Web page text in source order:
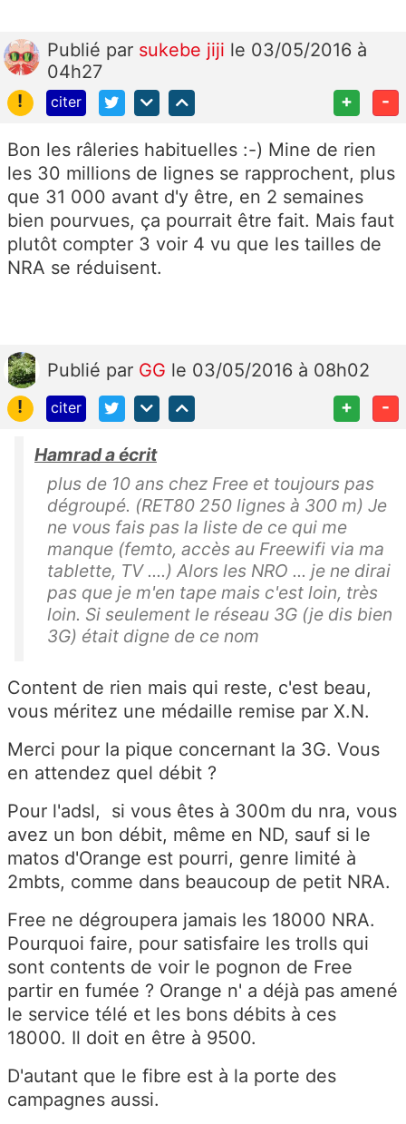
Publié par sukebe jiji le 03/05/2016 à
04h27
!
citer + -
Bon les râleries habituelles :-) Mine de rien
les 30 millions de lignes se rapprochent, plus
que 31 000 avant d'y être, en 2 semaines
bien pourvues, ça pourrait être fait. Mais faut
plutôt compter 3 voir 4 vu que les tailles de
NRA se réduisent.
Publié par GG le 03/05/2016 à 08h02
!
citer + -
Hamrad a écrit
plus de 10 ans chez Free et toujours pas
dégroupé. (RET80 250 lignes à 300 m) Je
ne vous fais pas la liste de ce qui me
manque (femto, accès au Freewifi via ma
tablette, TV ....) Alors les NRO ... je ne dirai
pas que je m'en tape mais c'est loin, très
loin. Si seulement le réseau 3G (je dis bien
3G) était digne de ce nom
Content de rien mais qui reste, c'est beau,
vous méritez une médaille remise par X.N.
Merci pour la pique concernant la 3G. Vous
en attendez quel débit ?
Pour l'adsl, si vous êtes à 300m du nra, vous
avez un bon débit, même en ND, sauf si le
matos d'Orange est pourri, genre limité à
2mbts, comme dans beaucoup de petit NRA.
Free ne dégroupera jamais les 18000 NRA.
Pourquoi faire, pour satisfaire les trolls qui
sont contents de voir le pognon de Free
partir en fumée ? Orange n' a déjà pas amené
le service télé et les bons débits à ces
18000. Il doit en être à 9500.
D'autant que le fibre est à la porte des
campagnes aussi.